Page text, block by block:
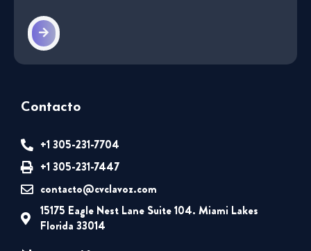
Contacto
+1 305-231-7704
+1 305-231-7447
contacto@cvclavoz.com
15175 Eagle Nest Lane Suite 104. Miami Lakes
Florida 33014